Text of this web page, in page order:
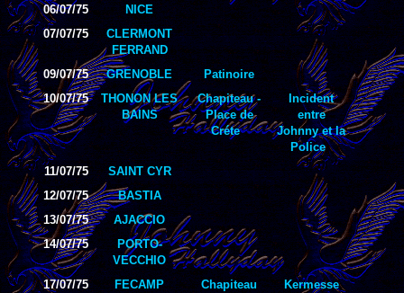
06/07/75
NICE
07/07/75
CLERMONT
FERRAND
09/07/75
GRENOBLE
Patinoire
10/07/75
THONON LES
BAINS
Chapiteau -
Place de
Créte
Incident
entre
Johnny et la
Police
11/07/75
SAINT CYR
12/07/75
BASTIA
13/07/75
AJACCIO
14/07/75
PORTO-
VECCHIO
17/07/75
FECAMP Chapiteau
Kermesse